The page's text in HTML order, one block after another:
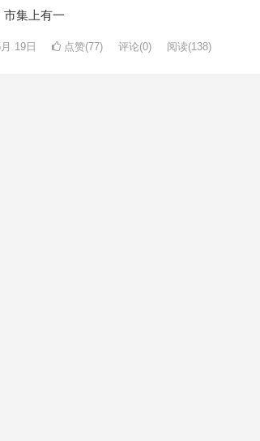
市集上有一
19日 点赞(77) 评论(0) 阅读(138)